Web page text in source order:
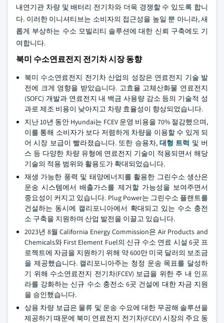
내연기관 차량 및 배터리 전기차와 더욱 경쟁할 수 있도록 합니
다. 이러한 이니셔티브는 소비자의 접근성을 높일 뿐 아니라, 새
롭게 부상하는 수소 모빌리티 솔루션에 대한 신뢰 구축에도 기
여합니다.
북미 수소연료전지 전기차 시장 동향
북미 수소연료전지 전기차 산업의 성장은 연료전지 기술 발
전에 크게 영향을 받았습니다. 고효율 고체산화물 연료전지
(SOFC) 개발과 연료전지 내 백금 사용량 감소 등의 기술적 성
과로 제조 비용이 낮아지고 차량 효율성이 향상되었습니다.
지난 10년 동안 Hyundai는 FCEV 운영 비용을 70% 절감했으며,
이를 통해 소비자가 보다 저렴하게 차량을 이용할 수 있게 되
어 시장 보급이 빨라졌습니다. 또한 승용차, 대형 트럭 및 버
스 등 다양한 차량 유형에 연료전지 기술이 적용되면서 해당
기술의 적용 범위와 활용도가 확대되었습니다.
재생 가능한 풍력 및 태양에너지를 활용한 그린수소 생산은
운송 시스템에서 배출가스를 제거할 가능성을 보여주면서
중요성이 커지고 있습니다. Plug Power는 그린수소 플랜트를
건설하는 동시에 캘리포니아에서 확대되고 있는 수소 충전
소 구축을 지원하며 산업 발전을 이끌고 있습니다.
2023년 8월 California Energy Commission은 Air Products and
Chemicals와 First Element Fuel의 신규 수소 연료 시설 6곳 프
로젝트에 자금을 지원하기 위해 약 600만 미국 달러의 보조금
을 제공했습니다. 캘리포니아주는 청정 운송 목표를 달성하
기 위해 수소연료전지 전기차(FCEV) 보급을 위한 주 내 인프
라를 강화하는 신규 수소 충전소 6곳 건설에 대한 자금 지원
을 승인했습니다.
상용 차량 보급은 물류 및 운송 수요에 대한 무공해 솔루션을
제공하기 때문에 북미 연료전지 전기차(FCEV) 시장의 주요 동